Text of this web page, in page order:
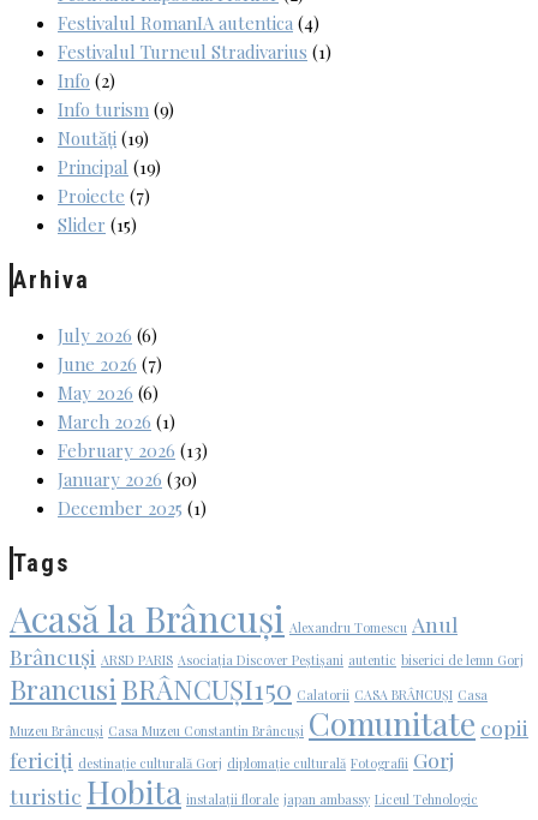
Festivalul RomanIA autentica (4)
Festivalul Turneul Stradivarius (1)
Info (2)
Info turism (9)
Noutăți (19)
Principal (19)
Proiecte (7)
Slider (15)
Arhiva
July 2026 (6)
June 2026 (7)
May 2026 (6)
March 2026 (1)
February 2026 (13)
January 2026 (30)
December 2025 (1)
Tags
Acasă la Brâncuși Alexandru Tomescu Anul
Brâncuși ARSD PARIS Asociația Discover Peștișani autentic biserici de lemn Gorj
BrancusiBRÂNCUȘI150 Calatorii CASA BRÂNCUȘI Casa
Muzeu Brâncuși Casa Muzeu Constantin Brâncuși Comunitate copii
fericiți destinație culturală Gorj diplomație culturală Fotografii Gorj
turistic Hobita instalații florale japan ambassy Liceul Tehnologic